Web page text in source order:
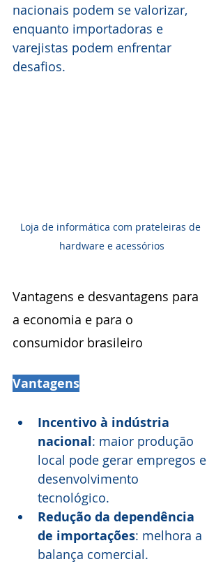
nacionais podem se valorizar,
enquanto importadoras e
varejistas podem enfrentar
desafios.
Loja de informática com prateleiras de
hardware e acessórios
Vantagens e desvantagens para
a economia e para o
consumidor brasileiro
Vantagens
Incentivo à indústria
nacional: maior produção
local pode gerar empregos e
desenvolvimento
tecnológico.
Redução da dependência
de importações: melhora a
balança comercial.